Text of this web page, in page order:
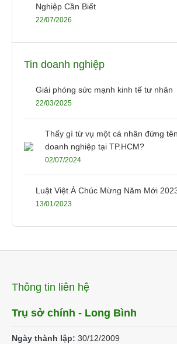
Nghiệp Cần Biết
22/07/2026
Tin doanh nghiệp
Giải phóng sức mạnh kinh tế tư nhân
22/03/2025
Thấy gì từ vụ một cá nhân đứng
doanh nghiệp tại TP.HCM?
02/07/2024
Luật Việt Á Chúc Mừng Năm Mới
13/01/2023
Thông tin liên hệ
Trụ sở chính - Long Bình
Ngày thành lập: 30/12/2009